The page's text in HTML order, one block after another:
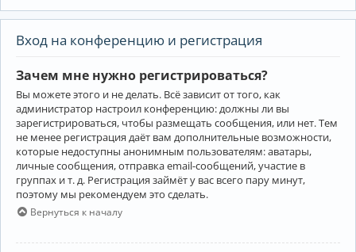
Вход на конференцию и регистрация
Зачем мне нужно регистрироваться?
Вы можете этого и не делать. Всё зависит от того, как
администратор настроил конференцию: должны ли вы
зарегистрироваться, чтобы размещать сообщения, или нет. Тем
не менее регистрация даёт вам дополнительные возможности,
которые недоступны анонимным пользователям: аватары,
личные сообщения, отправка email-сообщений, участие в
группах и т. д. Регистрация займёт у вас всего пару минут,
поэтому мы рекомендуем это сделать.
Вернуться к началу